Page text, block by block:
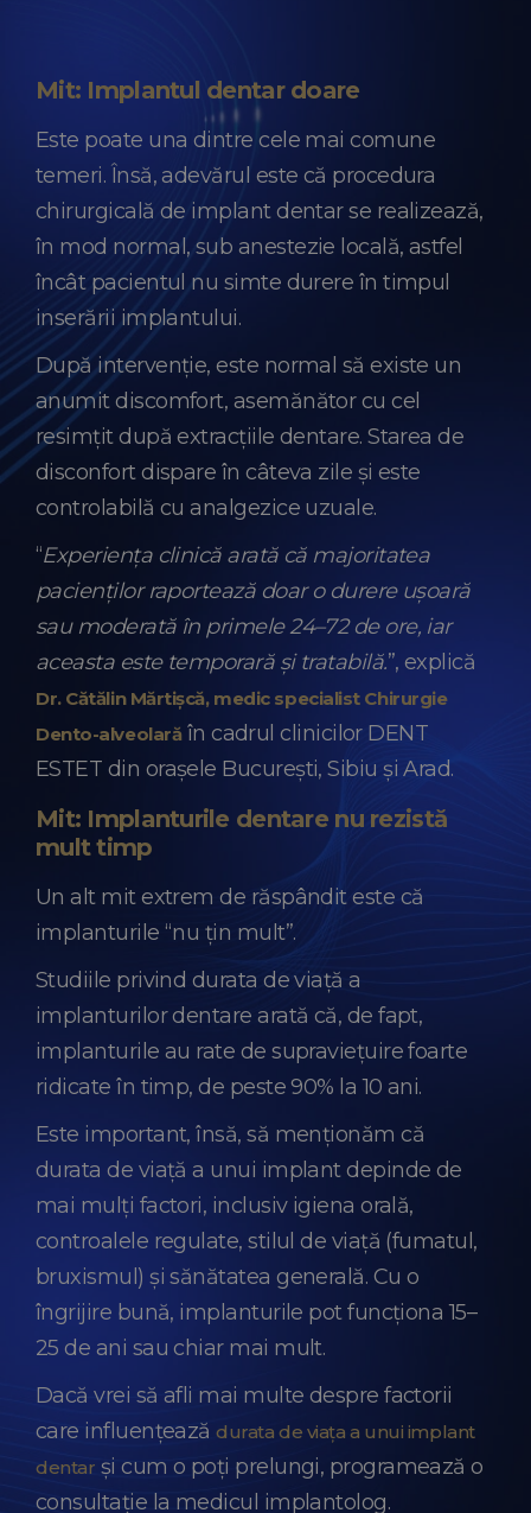
Mit: Implantul dentar doare
Este poate una dintre cele mai comune
temeri. Însă, adevărul este că procedura
chirurgicală de implant dentar se realizează,
în mod normal, sub anestezie locală, astfel
încât pacientul nu simte durere în timpul
inserării implantului.
După intervenție, este normal să existe un
anumit discomfort, asemănător cu cel
resimțit după extracțiile dentare. Starea de
disconfort dispare în câteva zile și este
controlabilă cu analgezice uzuale.
“Experiența clinică arată că majoritatea
pacienților raportează doar o durere ușoară
sau moderată în primele 24–72 de ore, iar
aceasta este temporară și tratabilă.”, explică
Dr. Cătălin Mărtișcă, medic specialist Chirurgie
Dento-alveolară în cadrul clinicilor DENT
ESTET din orașele București, Sibiu și Arad.
Mit: Implanturile dentare nu rezistă
mult timp
Un alt mit extrem de răspândit este că
implanturile “nu țin mult”.
Studiile privind durata de viață a
implanturilor dentare arată că, de fapt,
implanturile au rate de supraviețuire foarte
ridicate în timp, de peste 90% la 10 ani.
Este important, însă, să menționăm că
durata de viață a unui implant depinde de
mai mulți factori, inclusiv igiena orală,
controalele regulate, stilul de viață (fumatul,
bruxismul) și sănătatea generală. Cu o
îngrijire bună, implanturile pot funcționa 15–
25 de ani sau chiar mai mult.
Dacă vrei să afli mai multe despre factorii
care influențează durata de viața a unui implant
dentar și cum o poți prelungi, programează o
consultație la medicul implantolog.